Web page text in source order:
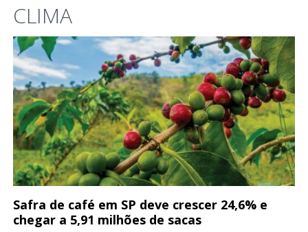
CLIMA
Safra de café em SP deve crescer 24,6% e
chegar a 5,91 milhões de sacas